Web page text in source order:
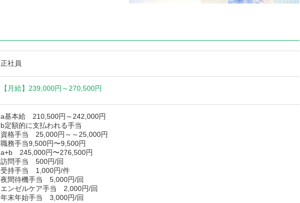
正社員
【月給】 239,000円～ 270,500円
a基本給 210,500円～242,000円
b定額的に支払われる手当
資格手当 25,000円～～25,000円
職務手当9,500円〜9,500円
a+b 245,000円〜276,500円
訪問手当 500円/回
受持手当 1,000円/件
夜間待機手当 5,000円/回
エンゼルケア手当 2,000円/回
年末年始手当 3,000円/回